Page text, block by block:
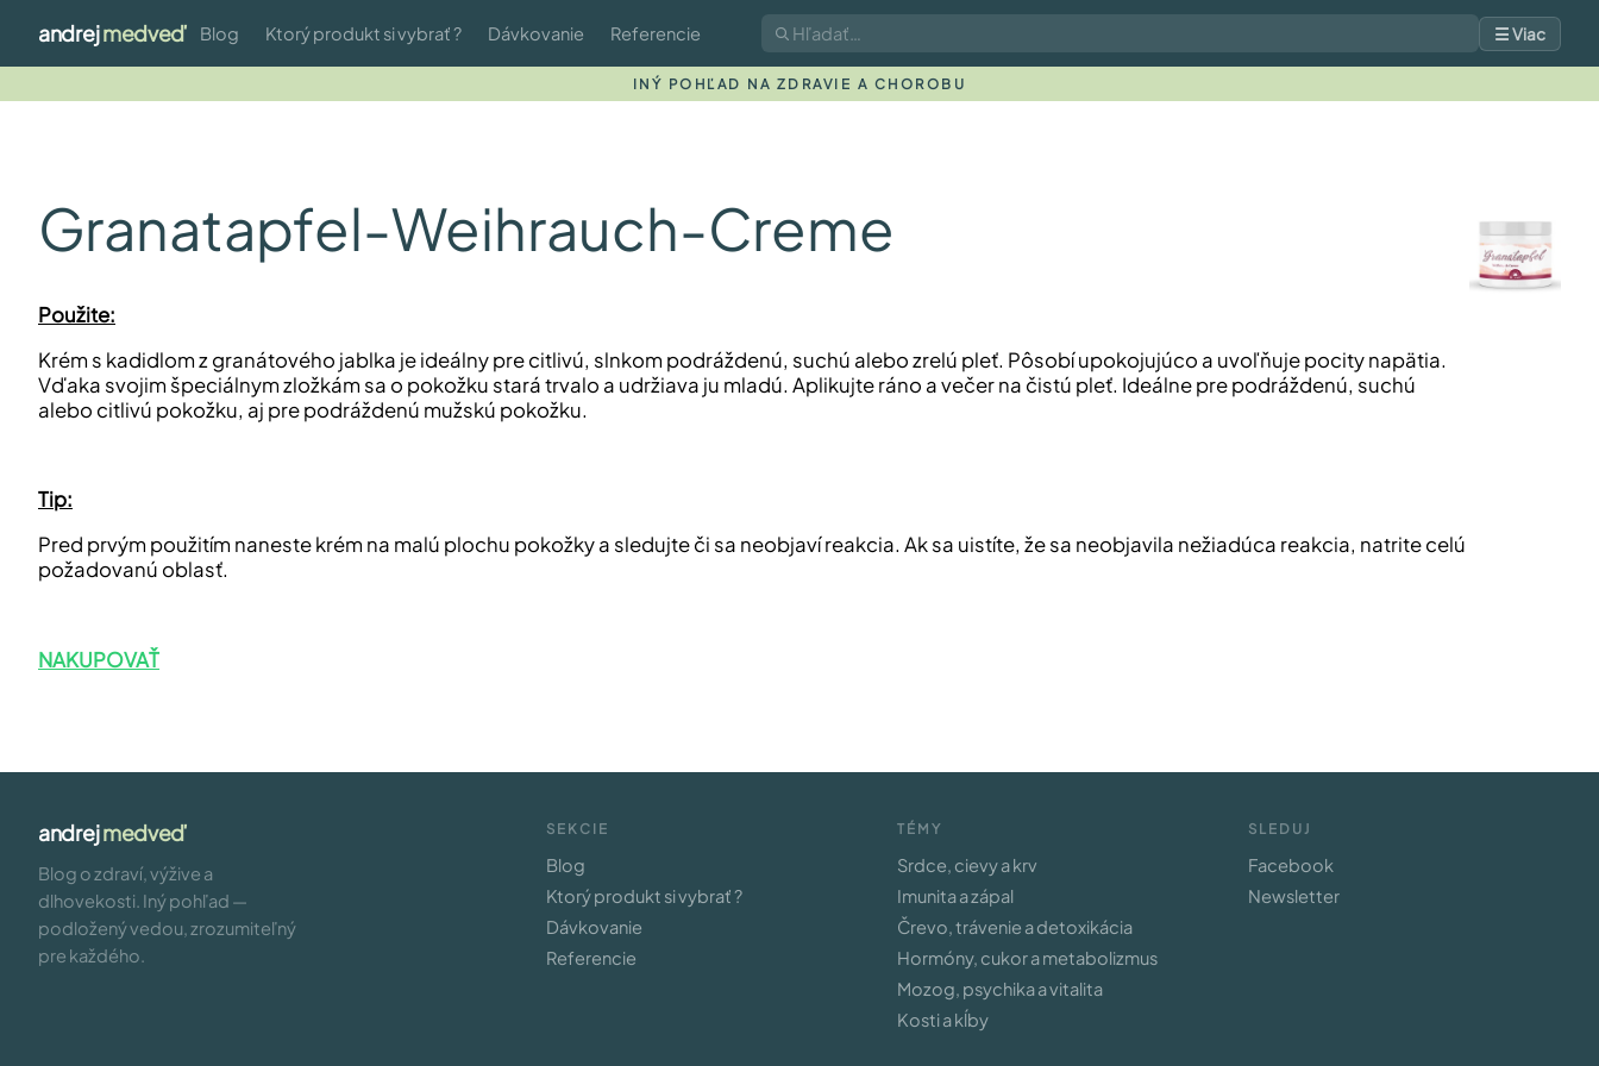
andrejmedveď Blog Ktorý produkt si vybrať ? Dávkovanie Referencie ☰ Viac
INÝ POHĽAD NA ZDRAVIE A CHOROBU
Granatapfel-Weihrauch-Creme
Použite:
Krém s kadidlom z granátového jablka je ideálny pre citlivú, slnkom podráždenú, suchú alebo zrelú pleť. Pôsobí upokojujúco a uvoľňuje pocity napätia.
Vďaka svojim špeciálnym zložkám sa o pokožku stará trvalo a udržiava ju mladú. ​Aplikujte ráno a večer na čistú pleť. Ideálne pre podráždenú, suchú
alebo citlivú pokožku, aj pre podráždenú mužskú pokožku.
​Tip:
Pred prvým použitím naneste krém na malú plochu pokožky a sledujte či sa neobjaví reakcia. Ak sa uistíte, že sa neobjavila nežiadúca reakcia, natrite celú
požadovanú oblasť.
NAKUPOVAŤ
andrejmedveď
Blog o zdraví, výžive a
dlhovekosti. Iný pohľad —
podložený vedou, zrozumiteľný
pre každého.
SEKCIE
Blog
Ktorý produkt si vybrať ?
Dávkovanie
Referencie
TÉMY
Srdce, cievy a krv
Imunita a zápal
Črevo, trávenie a detoxikácia
Hormóny, cukor a metabolizmus
Mozog, psychika a vitalita
Kosti a kĺby
SLEDUJ
Facebook
Newsletter